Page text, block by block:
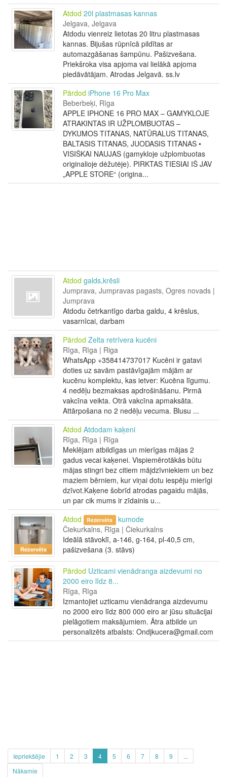
Atdod 20l plastmasas kannas
Jelgava, Jelgava
Atdodu vienreiz lietotas 20 litru plastmasas
kannas. Bijušas rūpnīcā pildītas ar
automazgāšanas šampūnu. Pašizvešana.
Priekšroka visa apjoma vai lielākā apjoma
piedāvātājam. Atrodas Jelgavā. ss.lv
Pārdod iPhone 16 Pro Max
Beberbeķi, Rīga
APPLE IPHONE 16 PRO MAX – GAMYKLOJE
ATRAKINTAS IR UŽPLOMBUOTAS –
DYKUMOS TITANAS, NATŪRALUS TITANAS,
BALTASIS TITANAS, JUODASIS TITANAS •
VISIŠKAI NAUJAS (gamykloje užplombuotas
originalioje dėžutėje). PIRKTAS TIESIAI IŠ JAV
„APPLE STORE“ (origina...
Atdod galds,krēsli
Jumprava, Jumpravas pagasts, Ogres novads |
Jumprava
Atdodu četrkantīgo darba galdu, 4 krēslus,
vasarnīcai, darbam
Pārdod Zelta retrīvera kucēni
Rīga, Rīga | Riga
WhatsApp +358414737017 Kucēni ir gatavi
doties uz savām pastāvīgajām mājām ar
kucēnu komplektu, kas ietver: Kucēna līgumu.
4 nedēļu bezmaksas apdrošināšanu. Pirmā
vakcīna veikta. Otrā vakcīna apmaksāta.
Attārpošana no 2 nedēļu vecuma. Blusu ...
Atdod Atdodam kaķeni
Rīga, Rīga | Rīga
Meklējam atbildīgas un mierīgas mājas 2
gadus vecai kaķenei. Vispiemērotākās būtu
mājas stingri bez citiem mājdzīvniekiem un bez
maziem bērniem, kur viņai dotu iespēju mierīgi
dzīvot.Kaķene šobrīd atrodas pagaidu mājās,
un par cik mums ir zīdainis u...
Rezervēts
Atdod Rezervēts
kumode
Čiekurkalns, Rīga | Čiekurkalns
Ideālā stāvoklī, a-146, g-164, pl-40,5 cm,
pašizvešana (3. stāvs)
Pārdod Uzticami vienādranga aizdevumi no
2000 eiro līdz 8...
Rīga, Rīga
Izmantojiet uzticamu vienādranga aizdevumu
no 2000 eiro līdz 800 000 eiro ar jūsu situācijai
pielāgotiem maksājumiem. Ātra atbilde un
personalizēts atbalsts: Ondjkucera@gmail.com
Iepriekšējie 1 2 3 4 5 6 7 8 9
...
Nākamie